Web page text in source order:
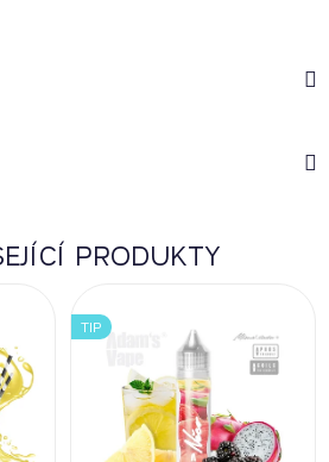
PRODUKTY
TIP